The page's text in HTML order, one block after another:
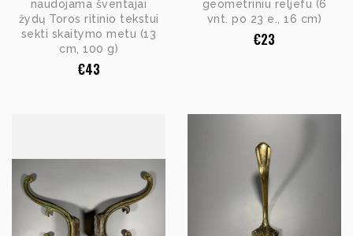
naudojama šventajai
žydų Toros ritinio tekstui
sekti skaitymo metu (13
cm, 100 g)
€43
geometriniu reljefu (6
vnt. po 23 e., 16 cm)
€23